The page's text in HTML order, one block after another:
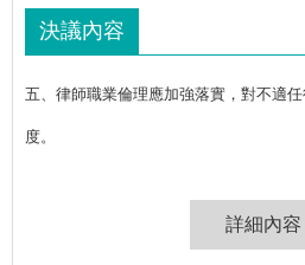
決議內容
五、律師職業倫理應加強落實，對不適
度。
詳細內容